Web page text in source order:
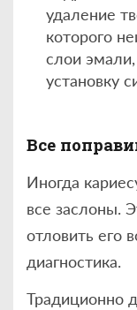
удаление
которого
слои
установку
Все
Иногда
все заслоны.
отловить его
диагностика.
Традиционно